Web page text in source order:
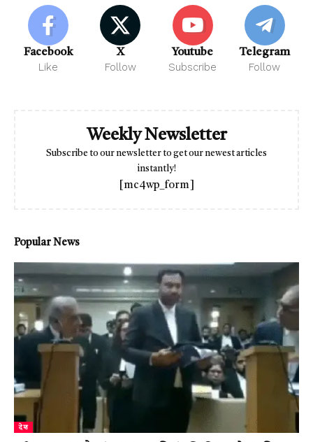
Facebook
Like
X
Follow
Youtube
Subscribe
Telegram
Follow
Weekly Newsletter
Subscribe to our newsletter to get our newest articles
instantly!
[mc4wp_form]
Popular News
देश